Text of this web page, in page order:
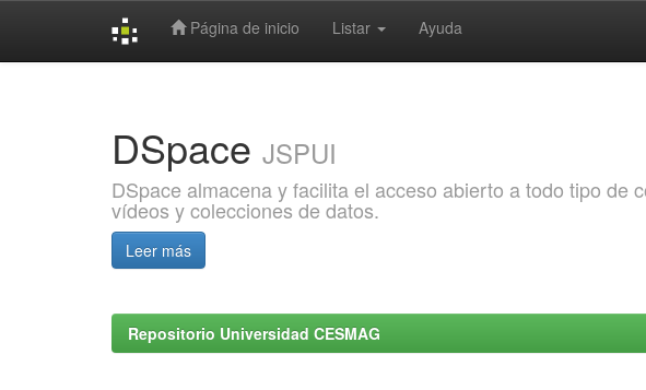
Página de inicio Listar Ayuda
DSpace JSPUI
DSpace almacena y facilita el acceso abierto a todo tipo de
vídeos y colecciones de datos.
Leer más
Repositorio Universidad CESMAG